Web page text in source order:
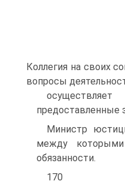
Коллегия на своих
вопросы
предоставленные
Министр
между
обязанности.
170